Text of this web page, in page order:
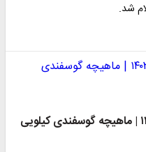
قیمت گوشت قرمز امروز ۲۲ دی ۱۴۰۳ | ماهیچه گوسفندی کیلویی